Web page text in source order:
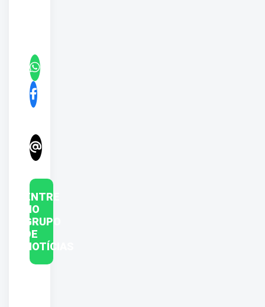
ENTRE
NO
GRUPO
DE
NOTÍCIAS